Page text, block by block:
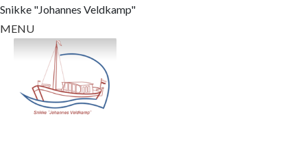
Snikke "Johannes Veldkamp"
MENU